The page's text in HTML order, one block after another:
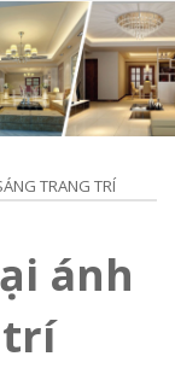
TRANG TRÍ
ánh
trí